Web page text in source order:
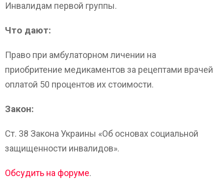
Инвалидам первой группы.
Что дают:
Право при амбулаторном личении на
приобритение медикаментов за рецептами врачей
оплатой 50 процентов их стоимости.
Закон:
Ст. 38 Закона Украины «Об основах социальной
защищенности инвалидов».
Обсудить на форуме.